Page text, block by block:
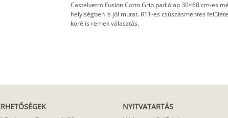
Castelvetro Fusion Cotto Grip padlólap 30×60 cm-es
helyiségben is jól mutat. R11-es csúszásmentes
köré is remek választás.
NYITVATARTÁS